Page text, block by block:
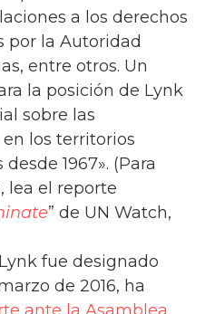
a los derechos
por la Autoridad
entre otros. Un
la posición de Lynk
sobre las
los territorios
1967». (Para
lea el reporte
” de UN Watch,
fue designado
de 2016, ha